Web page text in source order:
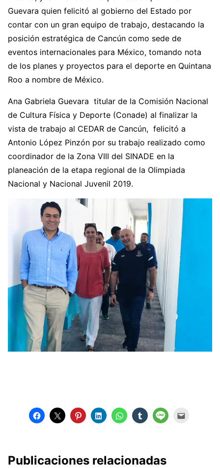
Guevara quien felicitó al gobierno del Estado por
contar con un gran equipo de trabajo, destacando la
posición estratégica de Cancún como sede de
eventos internacionales para México, tomando nota
de los planes y proyectos para el deporte en Quintana
Roo a nombre de México.
Ana Gabriela Guevara titular de la Comisión Nacional
de Cultura Física y Deporte (Conade) al finalizar la
vista de trabajo al CEDAR de Cancún, felicitó a
Antonio López Pinzón por su trabajo realizado como
coordinador de la Zona VIII del SINADE en la
planeación de la etapa regional de la Olimpiada
Nacional y Nacional Juvenil 2019.
Publicaciones relacionadas